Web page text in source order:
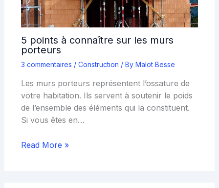
5 points à connaître sur les murs
porteurs
3 commentaires / Construction / By Malot Besse
Les murs porteurs représentent l’ossature de
votre habitation. Ils servent à soutenir le poids
de l’ensemble des éléments qui la constituent.
Si vous êtes en…
Read More »